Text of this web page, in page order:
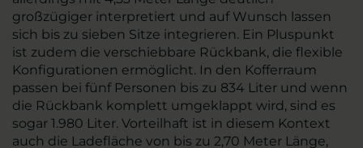
großzügiger interpretiert und auf Wunsch lassen
sich bis zu sieben Sitze integrieren. Ein Pluspunkt
ist zudem die verschiebbare Rückbank, die flexible
Konfigurationen ermöglicht. In den Kofferraum
passen bei fünf Personen bis zu 834 Liter und wenn
die Rückbank komplett umgeklappt wird, sind es
sogar 1.980 Liter. Vorteilhaft ist in diesem Kontext
auch die Ladefläche von bis zu 2,70 Meter Länge,